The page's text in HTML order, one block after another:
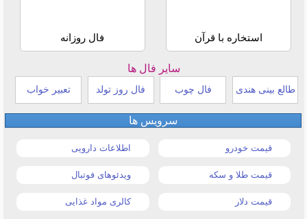
استخاره با قرآن فال روزانه
سایر فال ها
طالع بینی هندی فال چوب فال روز تولد تعبیر خواب
سرویس ها
قیمت خودرو اطلاعات دارویی
قیمت طلا و سکه ویدئوهای فوتبال
قیمت دلار کالری مواد غذایی